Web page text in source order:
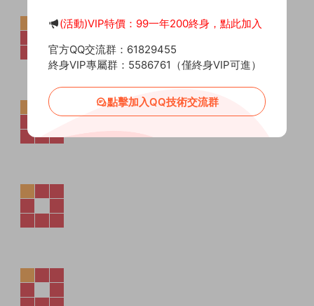
(活動)VIP特價：99一年200終身，點此加入
官方QQ交流群：61829455
終身VIP專屬群：5586761（僅終身VIP可進）
點擊加入QQ技術交流群